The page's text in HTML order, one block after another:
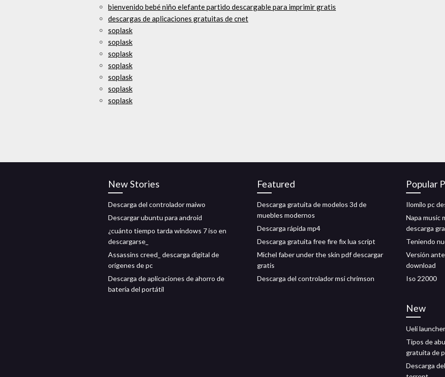
bienvenido bebé niño elefante partido descargable para imprimir gratis
descargas de aplicaciones gratuitas de cnet
soplask
soplask
soplask
soplask
soplask
soplask
soplask
New Stories
Descarga del controlador maiwo
Descargar ubuntu para android
¿cuánto tiempo tarda windows 7 iso en
descargarse_
Assassins creed_ descarga digital de
orígenes de pc
Descarga de aplicaciones de ahorro de
batería del portátil
Featured
Descarga gratuita de modelos 3d de
muebles modernos
Descarga rápida mp4
Descarga gratuita free fire fix lua script
Michel faber under the skin pdf descargar
gratis
Descarga del controlador msi chrimson
Popular
Ilomilo pc
Napa music
descarga
Teniendo
Versión
download
Iso 22000
New
Ueli
Tipos de
gratuita de
Descarga